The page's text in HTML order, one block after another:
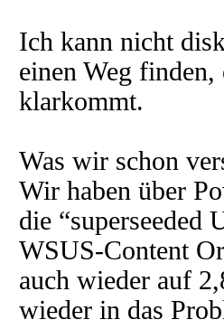
Ich kann nicht
einen Weg finden,
klarkommt.
Was wir schon
Wir haben über
die “superseeded
WSUS-Content
auch wieder auf
wieder in das